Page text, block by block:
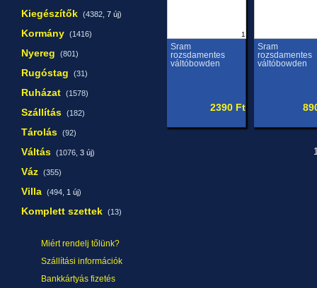
Kiegészítők (4382, 7 új)
Kormány (1416)
Nyereg (801)
Rugóstag (31)
Ruházat (1578)
Szállítás (182)
Tárolás (92)
Váltás (1076, 3 új)
Váz (355)
Villa (494, 1 új)
Komplett szettek (13)
Miért rendelj tőlünk?
Szállítási információk
Bankkártyás fizetés
1
Sram
rozsdamentes
váltóbowden
2390 Ft
Sram
rozsdamentes
váltóbowden